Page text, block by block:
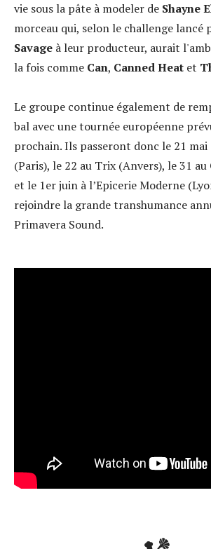
vie sous la pâte à modeler de Shayne
morceau qui, selon le challenge lancé
Savage à leur producteur, aurait
la fois comme Can, Canned Heat et
Le groupe continue également de
bal avec une tournée européenne
prochain. Ils passeront donc le 21
(Paris), le 22 au Trix (Anvers), le 31
et le 1er juin à l’Epicerie Moderne
rejoindre la grande transhumance
Primavera Sound.